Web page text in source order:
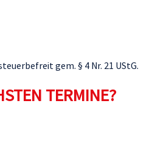
gem. § 4 Nr. 21 UStG.
TERMINE?